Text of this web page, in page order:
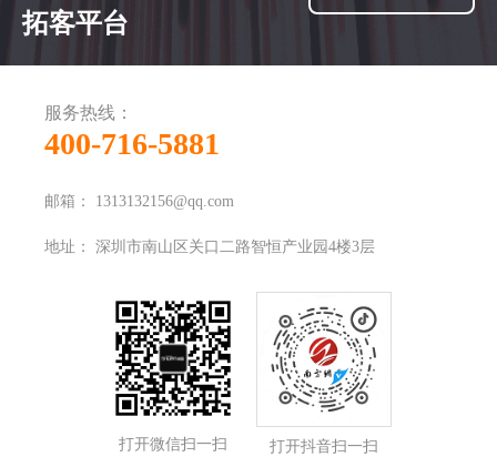
拓客平台
服务热线：
400-716-5881
邮箱： 1313132156@qq.com
地址： 深圳市南山区关口二路智恒产业园4楼3层
打开微信扫一扫 打开抖音扫一扫